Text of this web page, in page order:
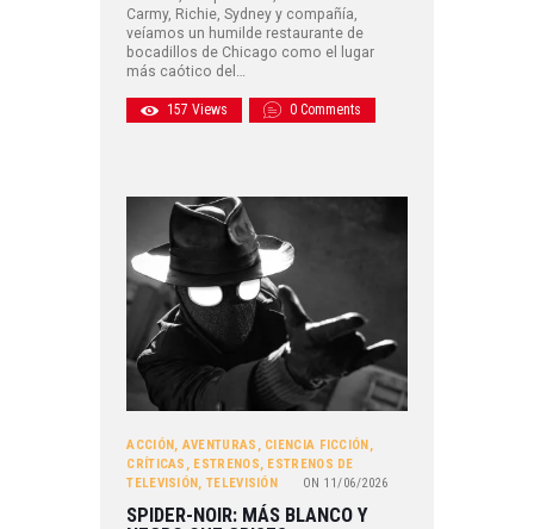
Carmy, Richie, Sydney y compañía,
veíamos un humilde restaurante de
bocadillos de Chicago como el lugar
más caótico del…
157 Views 0 Comments
ACCIÓN , AVENTURAS , CIENCIA FICCIÓN ,
CRÍTICAS , ESTRENOS, ESTRENOS DE
TELEVISIÓN , TELEVISIÓN ON 11/06/2026
SPIDER-NOIR: MÁS BLANCO Y